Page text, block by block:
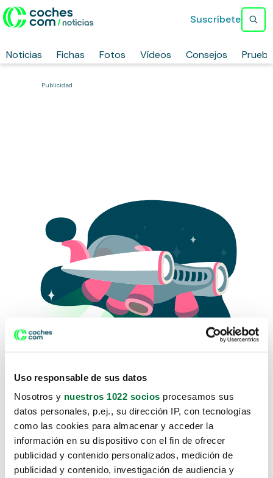
Uso responsable de sus datos
Nosotros y nuestros 1022 socios procesamos sus
datos personales, p.ej., su dirección IP, con tecnologías
como las cookies para almacenar y acceder la
información en su dispositivo con el fin de ofrecer
publicidad y contenido personalizados, medición de
publicidad y contenido, investigación de audiencia y
Noticias Fichas Fotos Vídeos Consejos
Suscríbete
Publicidad
Lo sentimos, no sabemos como
te hemos traido hasta aquí.